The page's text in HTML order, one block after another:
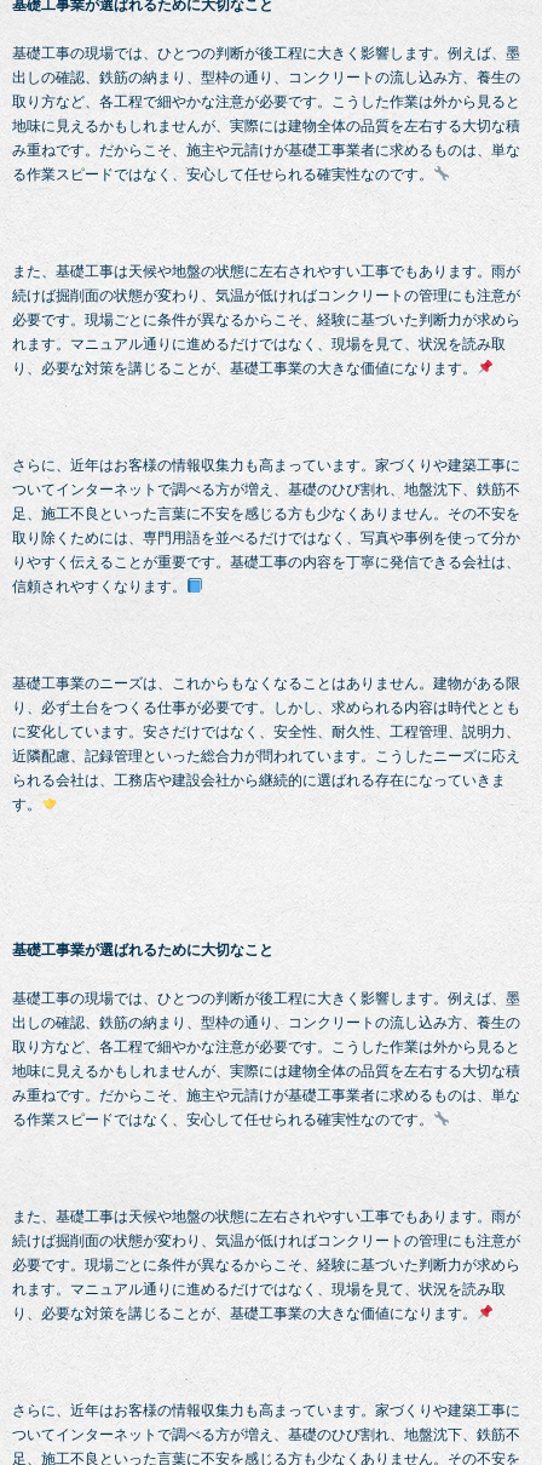
基礎工事業が選ばれるために大切なこと
基礎工事の現場では、ひとつの判断が後工程に大きく影響します。例えば、墨
出しの確認、鉄筋の納まり、型枠の通り、コンクリートの流し込み方、養生の
取り方など、各工程で細やかな注意が必要です。こうした作業は外から見ると
地味に見えるかもしれませんが、実際には建物全体の品質を左右する大切な積
み重ねです。だからこそ、施主や元請けが基礎工事業者に求めるものは、単な
る作業スピードではなく、安心して任せられる確実性なのです。
また、基礎工事は天候や地盤の状態に左右されやすい工事でもあります。雨が
続けば掘削面の状態が変わり、気温が低ければコンクリートの管理にも注意が
必要です。現場ごとに条件が異なるからこそ、経験に基づいた判断力が求めら
れます。マニュアル通りに進めるだけではなく、現場を見て、状況を読み取
り、必要な対策を講じることが、基礎工事業の大きな価値になります。
さらに、近年はお客様の情報収集力も高まっています。家づくりや建築工事に
ついてインターネットで調べる方が増え、基礎のひび割れ、地盤沈下、鉄筋不
足、施工不良といった言葉に不安を感じる方も少なくありません。その不安を
取り除くためには、専門用語を並べるだけではなく、写真や事例を使って分か
りやすく伝えることが重要です。基礎工事の内容を丁寧に発信できる会社は、
信頼されやすくなります。
基礎工事業のニーズは、これからもなくなることはありません。建物がある限
り、必ず土台をつくる仕事が必要です。しかし、求められる内容は時代ととも
に変化しています。安さだけではなく、安全性、耐久性、工程管理、説明力、
近隣配慮、記録管理といった総合力が問われています。こうしたニーズに応え
られる会社は、工務店や建設会社から継続的に選ばれる存在になっていきま
す。
基礎工事業が選ばれるために大切なこと
基礎工事の現場では、ひとつの判断が後工程に大きく影響します。例えば、墨
出しの確認、鉄筋の納まり、型枠の通り、コンクリートの流し込み方、養生の
取り方など、各工程で細やかな注意が必要です。こうした作業は外から見ると
地味に見えるかもしれませんが、実際には建物全体の品質を左右する大切な積
み重ねです。だからこそ、施主や元請けが基礎工事業者に求めるものは、単な
る作業スピードではなく、安心して任せられる確実性なのです。
また、基礎工事は天候や地盤の状態に左右されやすい工事でもあります。雨が
続けば掘削面の状態が変わり、気温が低ければコンクリートの管理にも注意が
必要です。現場ごとに条件が異なるからこそ、経験に基づいた判断力が求めら
れます。マニュアル通りに進めるだけではなく、現場を見て、状況を読み取
り、必要な対策を講じることが、基礎工事業の大きな価値になります。
さらに、近年はお客様の情報収集力も高まっています。家づくりや建築工事に
ついてインターネットで調べる方が増え、基礎のひび割れ、地盤沈下、鉄筋不
足、施工不良といった言葉に不安を感じる方も少なくありません。その不安を